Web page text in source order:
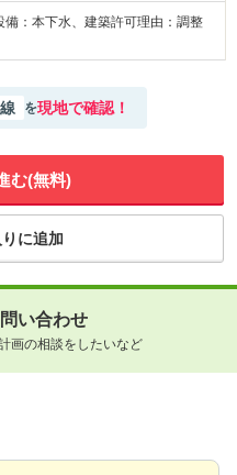
：本下水、建築許可理由：調整
を現地で確認！
む(無料)
い合わせ
画の相談をしたいなど